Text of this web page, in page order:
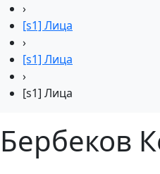
›
[s1] Лица
›
[s1] Лица
›
[s1] Лица
Бербеков